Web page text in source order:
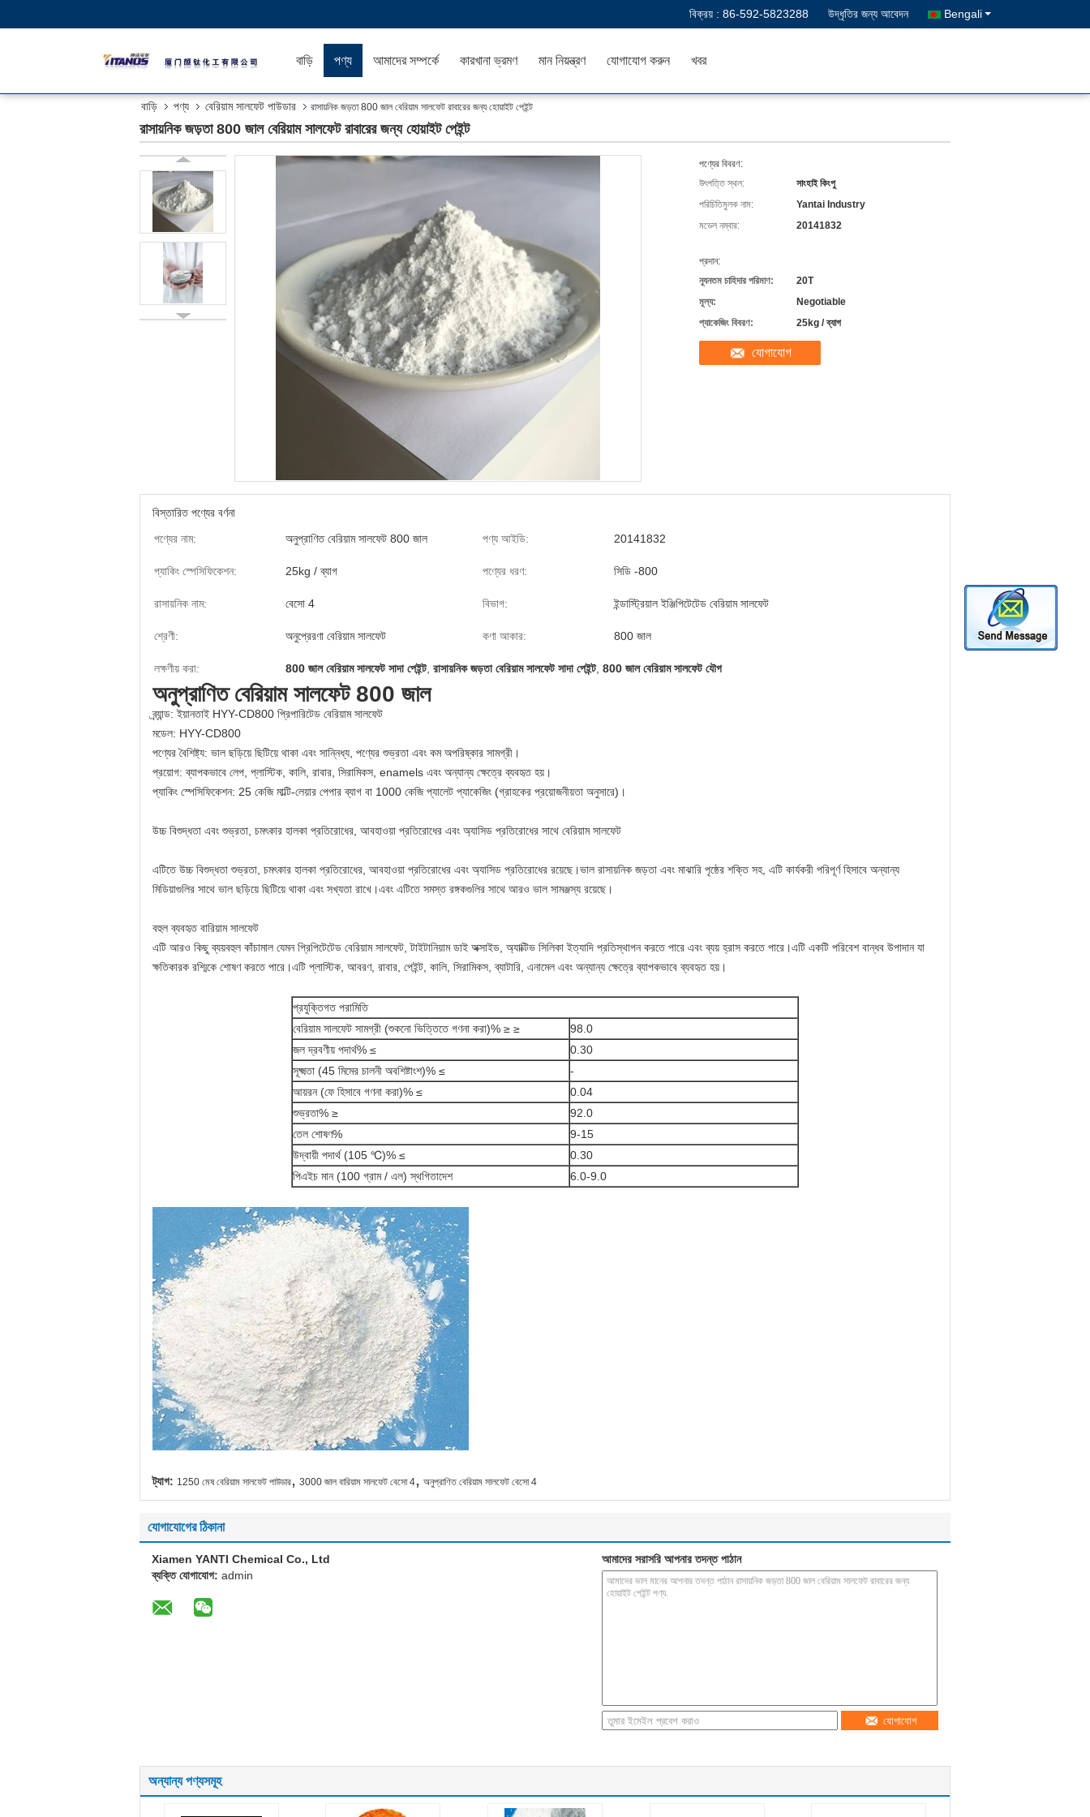
বিক্রয় : 86-592-5823288 উদ্ধৃতির জন্য আবেদন Bengali
বাড়ি পণ্য আমাদের সম্পর্কে কারখানা ভ্রমণ মান নিয়ন্ত্রণ যোগাযোগ করুন খবর
বাড়ি পণ্য বেরিয়াম সালফেট পাউডার রাসায়নিক জড়তা 800 জাল বেরিয়াম সালফেট রাবারের জন্য হোয়াইট পেইন্ট
রাসায়নিক জড়তা 800 জাল বেরিয়াম সালফেট রাবারের জন্য হোয়াইট পেইন্ট
পণ্যের বিবরণ:
উৎপত্তি স্থল:
সাংহাই কিংপু
পরিচিতিমুলক নাম:
Yantai Industry
মডেল নম্বার:
20141832
প্রদান:
ন্যূনতম চাহিদার পরিমাণ:
20T
মূল্য:
Negotiable
প্যাকেজিং বিবরণ:
25kg / ব্যাগ
যোগাযোগ
বিস্তারিত পণ্যের বর্ণনা
পণ্যের নাম:
অনুপ্রাণিত বেরিয়াম সালফেট 800 জাল পণ্য আইডি: 20141832
প্যাকিং স্পেসিফিকেশন: 25kg / ব্যাগ পণ্যের ধরণ: সিডি -800
রাসায়নিক নাম: বেসো 4 বিভাগ: ইন্ডাস্ট্রিয়াল ইঞ্জিপিটেটেড বেরিয়াম সালফেট
শ্রেণী: অনুপ্রেরণা বেরিয়াম সালফেট কণা আকার: 800 জাল
লক্ষণীয় করা: 800 জাল বেরিয়াম সালফেট সাদা পেইন্ট, রাসায়নিক জড়তা বেরিয়াম সালফেট সাদা পেইন্ট, 800 জাল বেরিয়াম সালফেট যৌগ
অনুপ্রাণিত বেরিয়াম সালফেট 800 জাল
ব্র্যান্ড: ইয়ানতাই HYY-CD800 প্রিপারিটেড বেরিয়াম সালফেট
মডেল: HYY-CD800
পণ্যের বৈশিষ্ট্য: ভাল ছড়িয়ে ছিটিয়ে থাকা এবং সান্নিধ্য, পণ্যের শুভ্রতা এবং কম অপরিষ্কার সামগ্রী।
প্রয়োগ: ব্যাপকভাবে লেপ, প্লাস্টিক, কালি, রাবার, সিরামিকস, enamels এবং অন্যান্য ক্ষেত্রে ব্যবহৃত হয়।
প্যাকিং স্পেসিফিকেশন: 25 কেজি মাল্টি-লেয়ার পেপার ব্যাগ বা 1000 কেজি প্যালেট প্যাকেজিং (গ্রাহকের প্রয়োজনীয়তা অনুসারে)।
উচ্চ বিশুদ্ধতা এবং শুভ্রতা, চমৎকার হালকা প্রতিরোধের, আবহাওয়া প্রতিরোধের এবং অ্যাসিড প্রতিরোধের সাথে বেরিয়াম সালফেট
এটিতে উচ্চ বিশুদ্ধতা শুভ্রতা, চমৎকার হালকা প্রতিরোধের, আবহাওয়া প্রতিরোধের এবং অ্যাসিড প্রতিরোধের রয়েছে।ভাল রাসায়নিক জড়তা এবং মাঝারি পৃষ্ঠের শক্তি সহ, এটি কার্যকরী পরিপূর্ণ হিসাবে অন্যান্য
মিডিয়াগুলির সাথে ভাল ছড়িয়ে ছিটিয়ে থাকা এবং সখ্যতা রাখে।এবং এটিতে সমস্ত রঙ্গকগুলির সাথে আরও ভাল সামঞ্জস্য রয়েছে।
বহুল ব্যবহৃত বারিয়াম সালফেট
এটি আরও কিছু ব্যয়বহুল কাঁচামাল যেমন প্রিপিটেটেড বেরিয়াম সালফেট, টাইটানিয়াম ডাই অক্সাইড, অ্যাক্টিভ সিলিকা ইত্যাদি প্রতিস্থাপন করতে পারে এবং ব্যয় হ্রাস করতে পারে।এটি একটি পরিবেশ বান্ধব উপাদান যা
ক্ষতিকারক রশ্মিকে শোষণ করতে পারে।এটি প্লাস্টিক, আবরণ, রাবার, পেইন্ট, কালি, সিরামিকস, ব্যাটারি, এনামেল এবং অন্যান্য ক্ষেত্রে ব্যাপকভাবে ব্যবহৃত হয়।
প্রযুক্তিগত পরামিতি
বেরিয়াম সালফেট সামগ্রী (শুকনো ভিত্তিতে গণনা করা)% ≥ ≥
98.0
জল দ্রবণীয় পদার্থ% ≤
0.30
সূক্ষ্মতা (45 মিমের চালনী অবশিষ্টাংশ)% ≤
-
আয়রন (ফে হিসাবে গণনা করা)% ≤
0.04
শুভ্রতা% ≥
92.0
তেল শোষণ%
9-15
উদ্বায়ী পদার্থ (105 ℃)% ≤
0.30
পিএইচ মান (100 গ্রাম / এল) স্থগিতাদেশ
6.0-9.0
ট্যাগ: 1250 মেষ বেরিয়াম সালফেট পাউডার, 3000 জাল বারিয়াম সালফেট বেসো 4, অনুপ্রাণিত বেরিয়াম সালফেট বেসো 4
যোগাযোগের ঠিকানা
Xiamen YANTI Chemical Co., Ltd
ব্যক্তি যোগাযোগ: admin
আমাদের সরাসরি আপনার তদন্ত পাঠান
যোগাযোগ
অন্যান্য পণ্যসমূহ